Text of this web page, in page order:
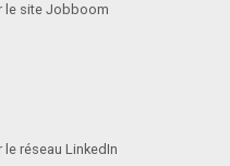
le site Jobboom
réseau LinkedIn